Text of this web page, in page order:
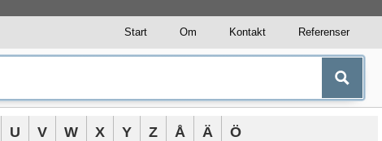
Start Om Kontakt Referenser
U V W X Y Z Å Ä Ö